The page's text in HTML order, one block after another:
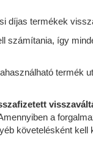
díjas termékek
számítania, így
termék
a
követelésként kell